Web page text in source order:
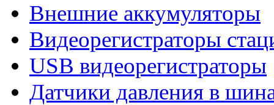
Внешние аккумуляторы
Видеорегистраторы
USB видеорегистраторы
Датчики давления в